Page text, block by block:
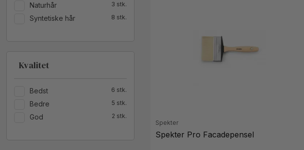
Naturhår 3
Syntetiske hår 8
Kvalitet
Bedst 6
Bedre 5
God 2
Spekter
Spekter Pro Facadepensel